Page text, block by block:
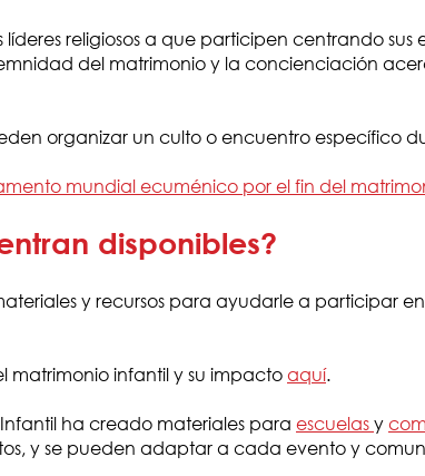
líderes religiosos a que participen centrando
del matrimonio y la concienciación
organizar un culto o encuentro específico
mundial ecuménico por el fin del
disponibles?
y recursos para ayudarle a participar
matrimonio infantil y su impactoaquí.
ha creado materiales para escuelasy
y se pueden adaptar a cada evento y